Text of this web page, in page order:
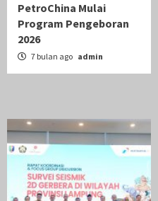
PetroChina Mulai
Program Pengeboran
2026
7 bulan ago admin